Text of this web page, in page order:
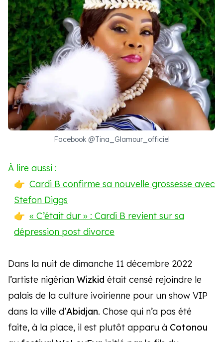
Facebook @Tina_Glamour_officiel
Dans la nuit de dimanche 11 décembre 2022
l’artiste nigérian Wizkid était censé rejoindre le
palais de la culture ivoirienne pour un show VIP
dans la ville d’Abidjan. Chose qui n’a pas été
faite, à la place, il est plutôt apparu à Cotonou
À lire aussi :
Cardi B confirme sa nouvelle grossesse avec
Stefon Diggs
« C’était dur » : Cardi B revient sur sa
dépression post divorce